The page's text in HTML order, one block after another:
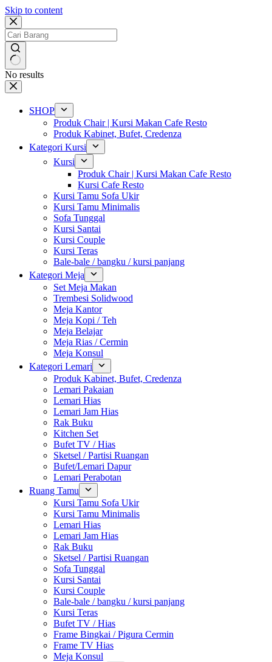
Skip to content
No results
SHOP
Produk Chair | Kursi Makan Cafe Resto
Produk Kabinet, Bufet, Credenza
Kategori Kursi
Kursi
Produk Chair | Kursi Makan Cafe Resto
Kursi Cafe Resto
Kursi Tamu Sofa Ukir
Kursi Tamu Minimalis
Sofa Tunggal
Kursi Santai
Kursi Couple
Kursi Teras
Bale-bale / bangku / kursi panjang
Kategori Meja
Set Meja Makan
Trembesi Solidwood
Meja Kantor
Meja Kopi / Teh
Meja Belajar
Meja Rias / Cermin
Meja Konsul
Kategori Lemari
Produk Kabinet, Bufet, Credenza
Lemari Pakaian
Lemari Hias
Lemari Jam Hias
Rak Buku
Kitchen Set
Bufet TV / Hias
Sketsel / Partisi Ruangan
Bufet/Lemari Dapur
Lemari Perabotan
Ruang Tamu
Kursi Tamu Sofa Ukir
Kursi Tamu Minimalis
Lemari Hias
Lemari Jam Hias
Rak Buku
Sketsel / Partisi Ruangan
Sofa Tunggal
Kursi Santai
Kursi Couple
Bale-bale / bangku / kursi panjang
Kursi Teras
Bufet TV / Hias
Frame Bingkai / Pigura Cermin
Frame TV Hias
Meja Konsul